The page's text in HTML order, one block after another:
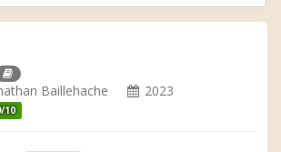
Baillehache
2023
10